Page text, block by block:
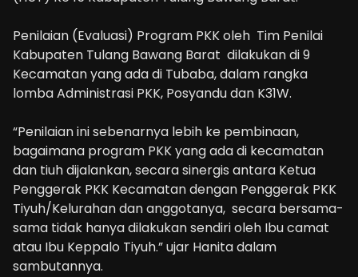
Penilaian (Evaluasi) Program PKK oleh Tim Penilai
Kabupaten Tulang Bawang Barat dilakukan di 9
Kecamatan yang ada di Tubaba, dalam rangka
lomba Administrasi PKK, Posyandu dan K31W.
“Penilaian ini sebenarnya lebih ke pembinaan,
bagaimana program PKK yang ada di kecamatan
dan tiuh dijalankan, secara sinergis antara Ketua
Penggerak PKK Kecamatan dengan Penggerak PKK
Tiyuh/Kelurahan dan anggotanya, secara bersama-
sama tidak hanya dilakukan sendiri oleh Ibu camat
atau Ibu Keppalo Tiyuh.” ujar Hanita dalam
sambutannya.